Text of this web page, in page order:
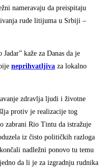
nameravaju da preispitaju
rude litijuma u Srbiji –
kaže za Danas da je
neprihvatljiva za lokalno
zdravlja ljudi i životne
protiv je realizacije tog
zabrani Rio Tintu da istražuje
iz čisto političkih razloga
nadležni ponovo tu temu
da li je za izgradnju rudnika